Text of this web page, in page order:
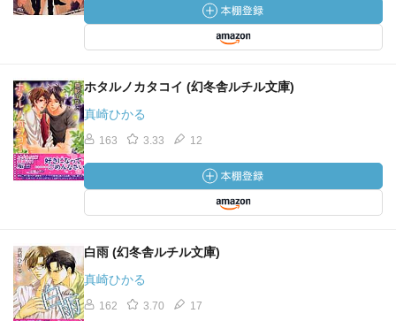
ホタルノカタコイ (幻冬舎ルチル文庫)
真崎ひかる
163 3.33 12
白雨 (幻冬舎ルチル文庫)
真崎ひかる
162 3.70 17